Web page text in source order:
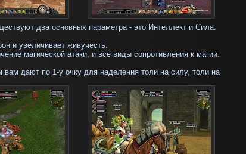
два основных параметра - это Интеллект и Сила.
и увеличивает живучесть.
магической атаки, и все виды сопротивления к магии.
дают по 1-у очку для наделения толи на силу, толи на